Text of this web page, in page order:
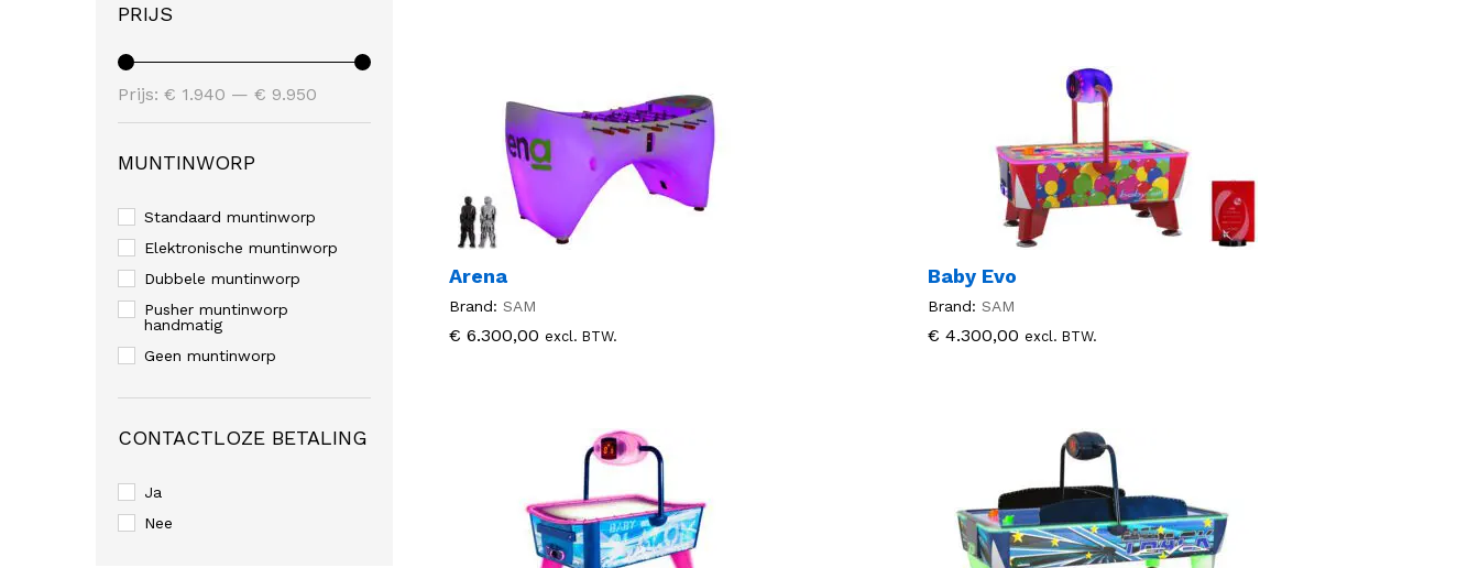
Arena
Brand: SAM
€ 6.300,00 excl. BTW.
€ 6.300,00
Baby Evo
Brand: SAM
€ 4.300,00 excl. BTW.
€ 4.300,00
PRIJS
prijs
prijs
Prijs: € 1.940 — € 9.950
MUNTINWORP
Standaard muntinworp
Elektronische muntinworp
Dubbele muntinworp
Pusher muntinworp
handmatig
Geen muntinworp
CONTACTLOZE BETALING
Ja
Nee